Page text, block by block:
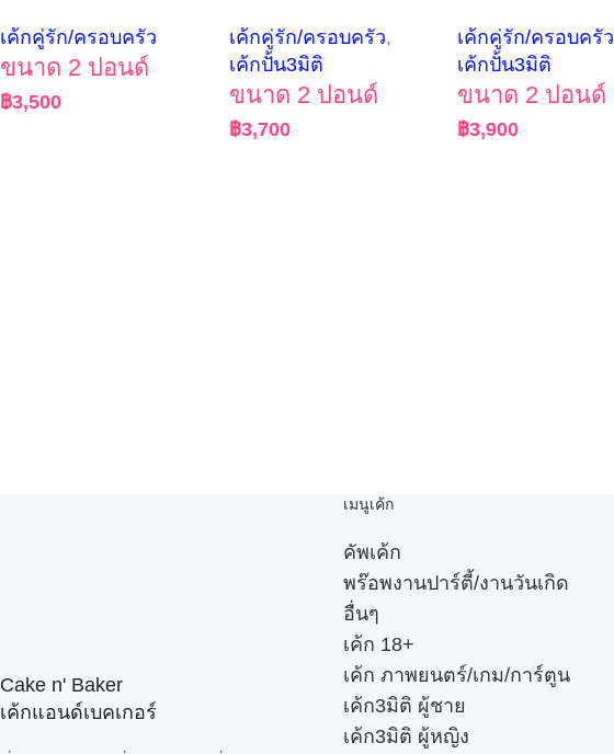
เค้กคู่รัก/ครอบครัว
ขนาด 2 ปอนด์
฿3,500
เค้กคู่รัก/ครอบครัว,
เค้กปั้น3มิติ
ขนาด 2 ปอนด์
฿3,700
เค้กคู่รัก/ครอบครัว
เค้กปั้น3มิติ
ขนาด 2 ปอนด์
฿3,900
Cake n' Baker
เค้กแอนด์เบคเกอร์
เมนูเค้ก
คัพเค้ก
พร๊อพงานปาร์ตี้/งานวันเกิด
อื่นๆ
เค้ก 18+
เค้ก ภาพยนตร์/เกม/การ์ตูน
เค้ก3มิติ ผู้ชาย
เค้ก3มิติ ผู้หญิง